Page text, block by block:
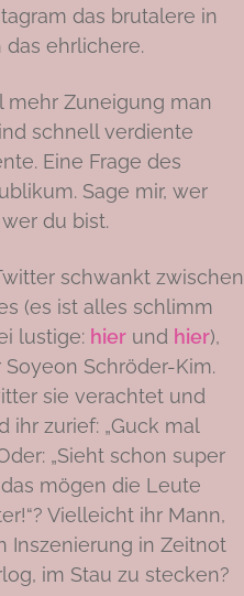
das brutalere in
ehrlichere.
mehr Zuneigung man
schnell verdiente
Eine Frage des
Sage mir, wer
du bist.
schwankt zwischen
(es ist alles schlimm
lustige: hier und hier),
Schröder-Kim.
sie verachtet und
ihr zurief: „Guck mal
„Sieht schon super
mögen die Leute
Vielleicht ihr Mann,
Inszenierung in Zeitnot
im Stau zu stecken?